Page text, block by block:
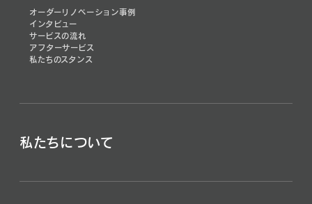
オーダーリノベーション事例
インタビュー
サービスの流れ
アフターサービス
私たちのスタンス
私たちについて